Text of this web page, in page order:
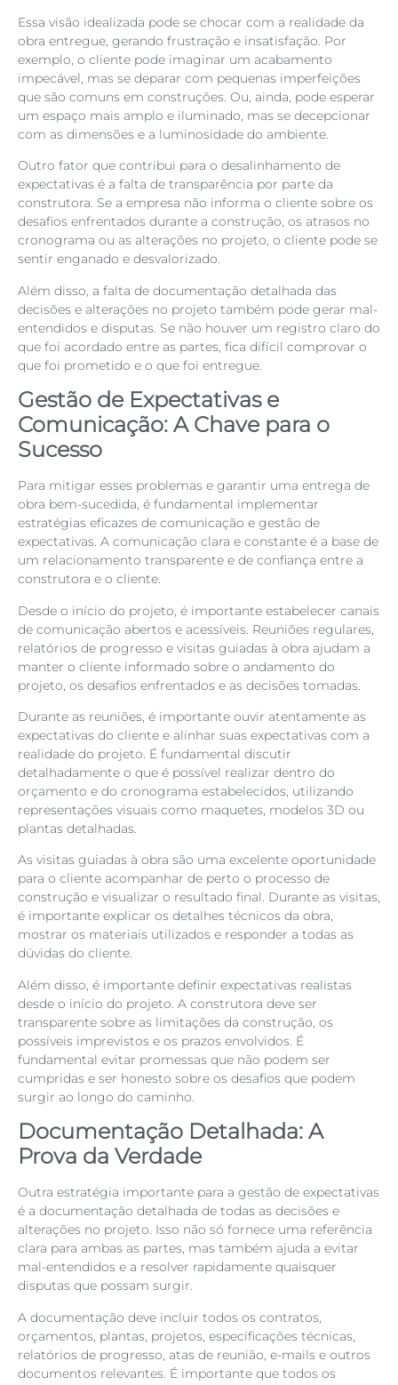
Essa visão idealizada pode se chocar com a realidade da
obra entregue, gerando frustração e insatisfação. Por
exemplo, o cliente pode imaginar um acabamento
impecável, mas se deparar com pequenas imperfeições
que são comuns em construções. Ou, ainda, pode esperar
um espaço mais amplo e iluminado, mas se decepcionar
com as dimensões e a luminosidade do ambiente.
Outro fator que contribui para o desalinhamento de
expectativas é a falta de transparência por parte da
construtora. Se a empresa não informa o cliente sobre os
desafios enfrentados durante a construção, os atrasos no
cronograma ou as alterações no projeto, o cliente pode se
sentir enganado e desvalorizado.
Além disso, a falta de documentação detalhada das
decisões e alterações no projeto também pode gerar mal-
entendidos e disputas. Se não houver um registro claro do
que foi acordado entre as partes, fica difícil comprovar o
que foi prometido e o que foi entregue.
Gestão de Expectativas e
Comunicação: A Chave para o
Sucesso
Para mitigar esses problemas e garantir uma entrega de
obra bem-sucedida, é fundamental implementar
estratégias eficazes de comunicação e gestão de
expectativas. A comunicação clara e constante é a base de
um relacionamento transparente e de confiança entre a
construtora e o cliente.
Desde o início do projeto, é importante estabelecer canais
de comunicação abertos e acessíveis. Reuniões regulares,
relatórios de progresso e visitas guiadas à obra ajudam a
manter o cliente informado sobre o andamento do
projeto, os desafios enfrentados e as decisões tomadas.
Durante as reuniões, é importante ouvir atentamente as
expectativas do cliente e alinhar suas expectativas com a
realidade do projeto. É fundamental discutir
detalhadamente o que é possível realizar dentro do
orçamento e do cronograma estabelecidos, utilizando
representações visuais como maquetes, modelos 3D ou
plantas detalhadas.
As visitas guiadas à obra são uma excelente oportunidade
para o cliente acompanhar de perto o processo de
construção e visualizar o resultado final. Durante as visitas,
é importante explicar os detalhes técnicos da obra,
mostrar os materiais utilizados e responder a todas as
dúvidas do cliente.
Além disso, é importante definir expectativas realistas
desde o início do projeto. A construtora deve ser
transparente sobre as limitações da construção, os
possíveis imprevistos e os prazos envolvidos. É
fundamental evitar promessas que não podem ser
cumpridas e ser honesto sobre os desafios que podem
surgir ao longo do caminho.
Documentação Detalhada: A
Prova da Verdade
Outra estratégia importante para a gestão de expectativas
é a documentação detalhada de todas as decisões e
alterações no projeto. Isso não só fornece uma referência
clara para ambas as partes, mas também ajuda a evitar
mal-entendidos e a resolver rapidamente quaisquer
disputas que possam surgir.
A documentação deve incluir todos os contratos,
orçamentos, plantas, projetos, especificações técnicas,
relatórios de progresso, atas de reunião, e-mails e outros
documentos relevantes. É importante que todos os